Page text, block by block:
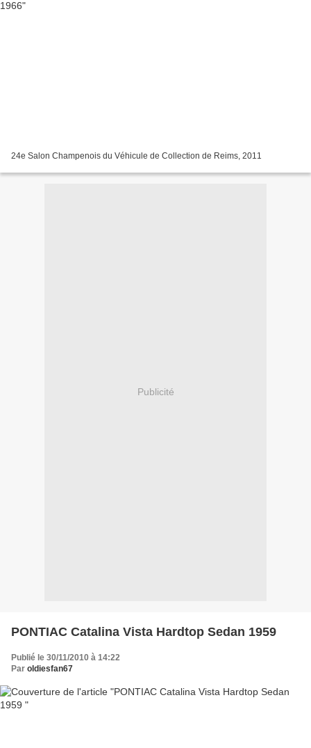
24e Salon Champenois du Véhicule de Collection de Reims, 2011
Publicité
PONTIAC Catalina Vista Hardtop Sedan 1959
Publié le 30/11/2010 à 14:22
Par oldiesfan67